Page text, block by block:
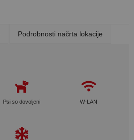
Podrobnosti načrta lokacije
Psi so dovoljeni W-LAN